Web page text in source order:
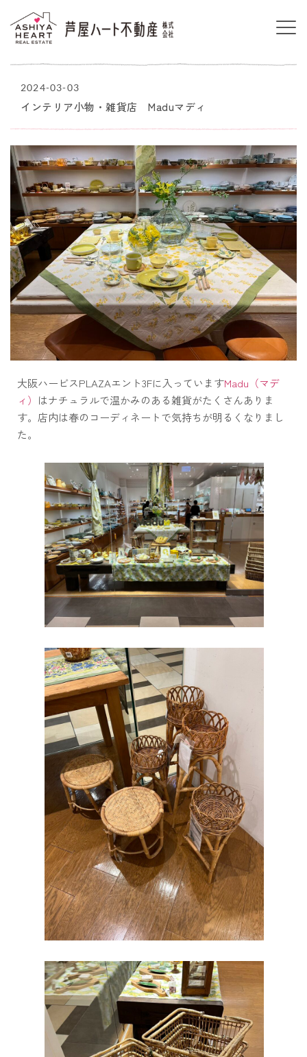
2024-03-03
インテリア小物・雑貨店 Maduマディ
大阪ハービスPLAZAエント3Fに入っていますMadu（マデ
ィ） はナチュラルで温かみのある雑貨がたくさんありま
す。店内は春のコーディネートで気持ちが明るくなりまし
た。